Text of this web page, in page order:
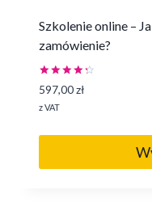
Szkolenie online –
zamówienie?
Oceniono
4.43
na 5
597,00zł
z VAT